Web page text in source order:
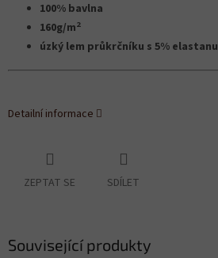
100% bavlna
160g/m2
úzký lem průkrčníku s 5% elastanu
Detailní informace
ZEPTAT SE SDÍLET
Související produkty